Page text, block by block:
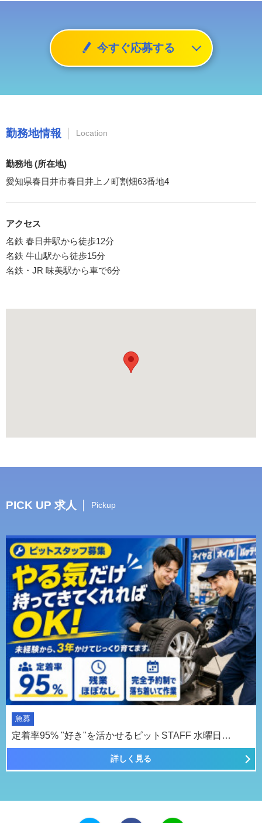
今すぐ応募する
勤務地情報 Location
勤務地 (所在地)
愛知県春日井市春日井上ノ町割畑63番地4
アクセス
名鉄 春日井駅から徒歩12分
名鉄 牛山駅から徒歩15分
名鉄・JR 味美駅から車で6分
PICK UP 求人 Pickup
急募
定着率95% "好き"を活かせるピットSTAFF 水曜日…
詳しく見る